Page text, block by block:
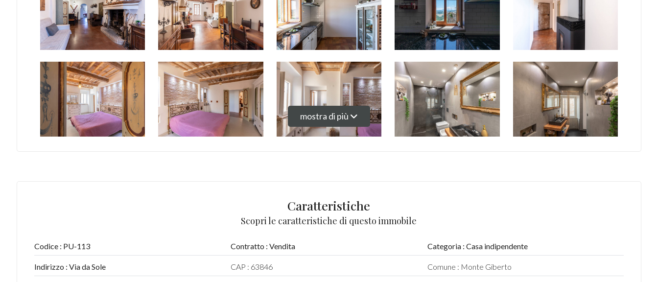
mostra di più
Caratteristiche
Scopri le caratteristiche di questo immobile
Codice : PU-113 Contratto : Vendita Categoria : Casa indipendente
Indirizzo : Via da Sole CAP : 63846 Comune : Monte Giberto
Qualsiasi